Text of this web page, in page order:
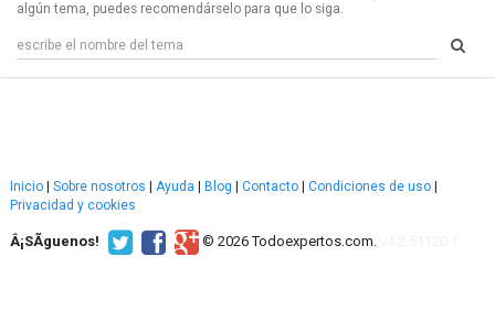
algún tema, puedes recomendárselo para que lo siga.
Inicio Sobre nosotros Ayuda Blog Contacto Condiciones de uso
Privacidad y cookies
Â¡SÃ­guenos! © 2026 Todoexpertos.com.